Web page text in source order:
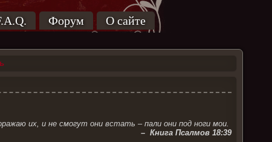
Форум О сайте
их, и не смогут они встать – пали они под ноги мои.
– Книга Псалмов 18:39